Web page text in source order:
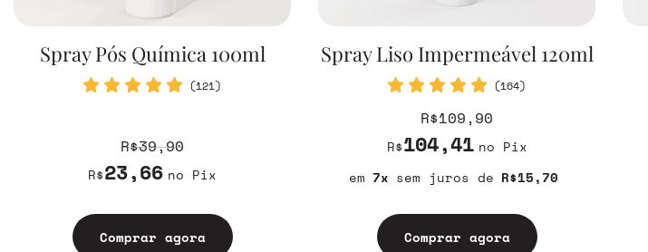
Spray Pós Química 100ml
(121)
R$39,90
R$23,66 no Pix
Comprar agora
Spray Liso Impermeável 120ml
(164)
R$109,90
R$104,41 no Pix
7
R$15,70
sem juros
Comprar agora